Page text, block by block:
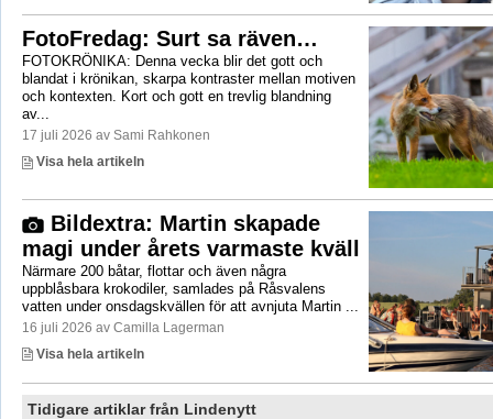
FotoFredag: Surt sa räven…
FOTOKRÖNIKA: Denna vecka blir det gott och
blandat i krönikan, skarpa kontraster mellan motiven
och kontexten. Kort och gott en trevlig blandning
av...
17 juli 2026 av Sami Rahkonen
Visa hela artikeln
Bildextra: Martin skapade
magi under årets varmaste kväll
Närmare 200 båtar, flottar och även några
uppblåsbara krokodiler, samlades på Råsvalens
vatten under onsdagskvällen för att avnjuta Martin ...
16 juli 2026 av Camilla Lagerman
Visa hela artikeln
Tidigare artiklar från Lindenytt